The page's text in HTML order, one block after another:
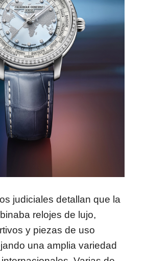
judiciales detallan que la
relojes de lujo,
y piezas de uso
una amplia variedad